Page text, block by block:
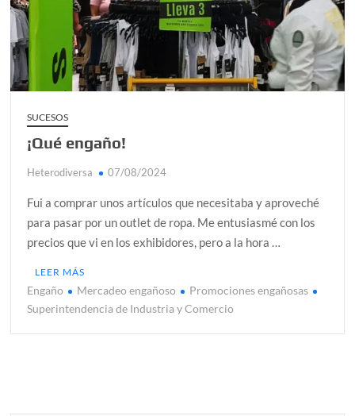
alcanzar
Día de Independencia 2026: de Patria Boba a Colombia
polarizada
¿Podemos comunicarnos con seres de otros planos o
Salud mental digital: cómo frenar la ansiedad que
¿Cómo descubrir esa conexión energética de la sexualidad
sagrada?
SUCESOS
¡Qué engaño!
Heterodiversa 07/08/2024
Fui a comprar unos artículos que necesitaba y aproveché
para pasar por un outlet de ropa. Me entusiasmé con los
precios que vi en los exhibidores, pero a la hora …
LEER MÁS
Engaño Mercadeo engañoso
Promociones engañosas
Superintendencia de Industria y Comercio